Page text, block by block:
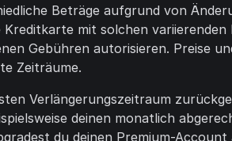
Beträge aufgrund von
mit solchen variierenden
Gebühren autorisieren. Preise
Zeiträume.
Verlängerungszeitraum
deinen monatlich
du deinen Premium-Account